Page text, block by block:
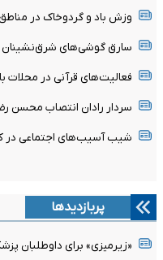
وزش باد و گردوخاک در
سارق گوشی‌های
فعالیت‌های قرآنی در محلات
سردار رادان انتصاب محسن
شیب آسیب‌های اجتماعی در
پربازدیدها
«زیرمیزی» برای داوطلبان